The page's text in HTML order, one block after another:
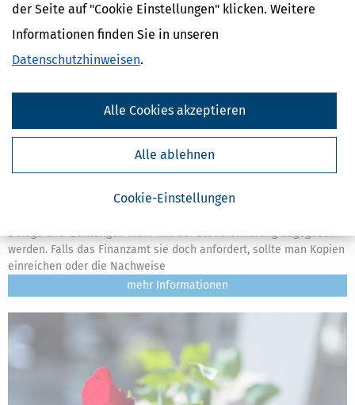
der Seite auf "Cookie Einstellungen" klicken. Weitere
Informationen finden Sie in unseren
Datenschutzhinweisen.
Cookie-Einstellungen
Alle ablehnen
Alle Cookies akzeptieren
Belege zur Steuererklärung einreichen: Original oder Kopie?
28.07.2026, 13:39 Uhr]In wenigen Tagen endet die Frist für die
Belege und Quittungen mehr mit der Steuererklärung abgegeben
werden. Falls das Finanzamt sie doch anfordert, sollte man Kopien
einreichen oder die Nachweise
mehr